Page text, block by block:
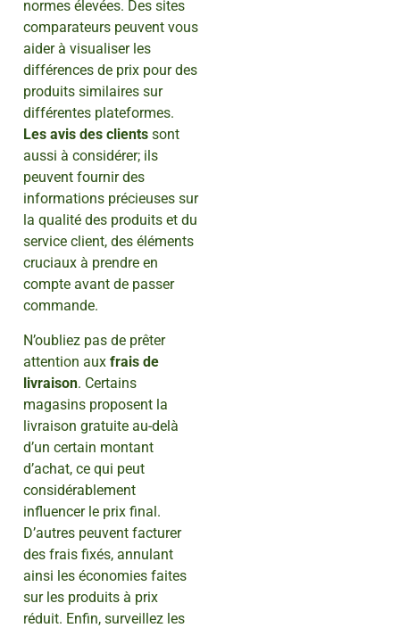
normes élevées. Des sites
comparateurs peuvent vous
aider à visualiser les
différences de prix pour des
produits similaires sur
différentes plateformes.
Les avis des clients sont
aussi à considérer; ils
peuvent fournir des
informations précieuses sur
la qualité des produits et du
service client, des éléments
cruciaux à prendre en
compte avant de passer
commande.
N’oubliez pas de prêter
attention aux frais de
livraison. Certains
magasins proposent la
livraison gratuite au-delà
d’un certain montant
d’achat, ce qui peut
considérablement
influencer le prix final.
D’autres peuvent facturer
des frais fixés, annulant
ainsi les économies faites
sur les produits à prix
réduit. Enfin, surveillez les